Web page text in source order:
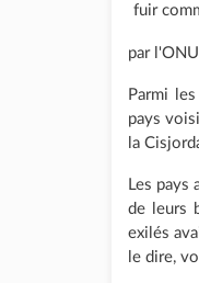
par
Parmi
pays
la
Les pays
de leurs
exilés
le dire,